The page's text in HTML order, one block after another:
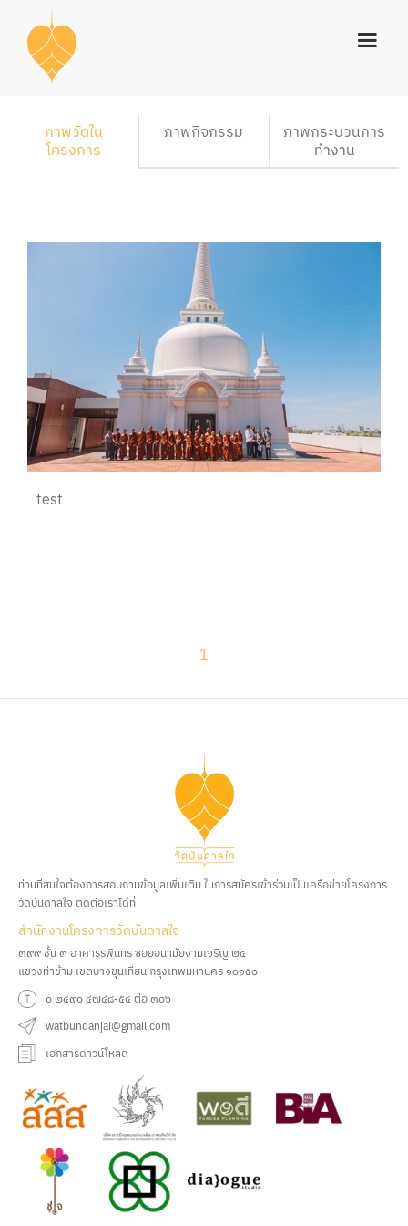
ภาพวัดใน
โครงการ
ภาพกิจกรรม
ภาพกระบวนการ
ทำงาน
test
1
ท่านที่สนใจต้องการสอบถามข้อมูลเพิ่มเติม ในการสมัครเข้าร่วมเป็นเครือข่ายโครงการ
วัดบันดาลใจ ติดต่อเราได้ที่
สํานักงานโครงการวัดบันดาลใจ
๓๙๙ ชั้น ๓ อาคารรพินทร ซอยอนามัยงามเจริญ ๒๕
แขวงท่าข้าม เขตบางขุนเทียน กรุงเทพมหานคร ๑๐๑๕๐
๐ ๒๔๙๐ ๔๗๔๘-๕๔ ต่อ ๓๐๖
watbundanjai@gmail.com
เอกสารดาวน์โหลด